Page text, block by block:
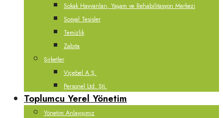
Sokak Hayvanları, Yaşam ve Rehabilitasyon Merkezi
Sosyal Tesisler
Temizlik
Zabıta
Şirketler
Viçebel A.Ş.
Personel Ltd. Şti.
Toplumcu Yerel Yönetim
Yönetim Anlayışımız